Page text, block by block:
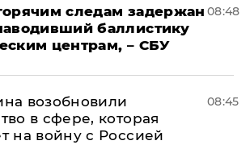
следам задержан
баллистику
центрам, – СБУ
08:48
возобновили
в сфере, которая
на войну с Россией
08:45